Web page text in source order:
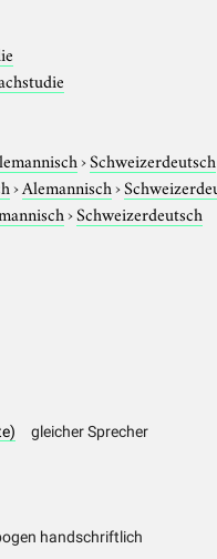
›Schweizerdeutsch
›Alemannisch›
›Schweizerdeutsch
gleicher Sprecher
handschriftlich